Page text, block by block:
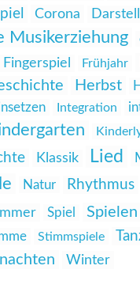
Corona
Musikerziehung
Fingerspiel Frühjahr
Herbst
Integration
Klassik Lied
Natur Rhythmus
Spiel Spielen
Stimmspiele
Winter